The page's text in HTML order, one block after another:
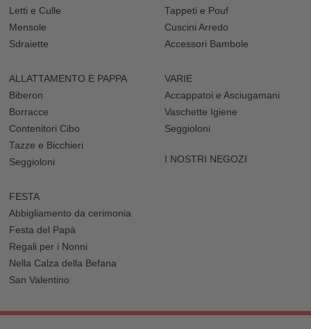
Scopri tutti i prodotti del nostro catalogo e scegli le costruzioni in
legno per bambini più divertenti per la sua infanzia. Donagli un
gioco educativo e sicuro, capace di stimolare la sua creatività e di
Letti e Culle
Mensole
Sdraiette
Tappeti e Pouf
Cuscini Arredo
Accessori Bambole
ALLATTAMENTO E PAPPA
Biberon
Borracce
Contenitori Cibo
Tazze e Bicchieri
Seggioloni
VARIE
Accappatoi e Asciugamani
Vaschette Igiene
Seggioloni
I NOSTRI NEGOZI
FESTA
Abbigliamento da cerimonia
Festa del Papà
Regali per i Nonni
Nella Calza della Befana
San Valentino